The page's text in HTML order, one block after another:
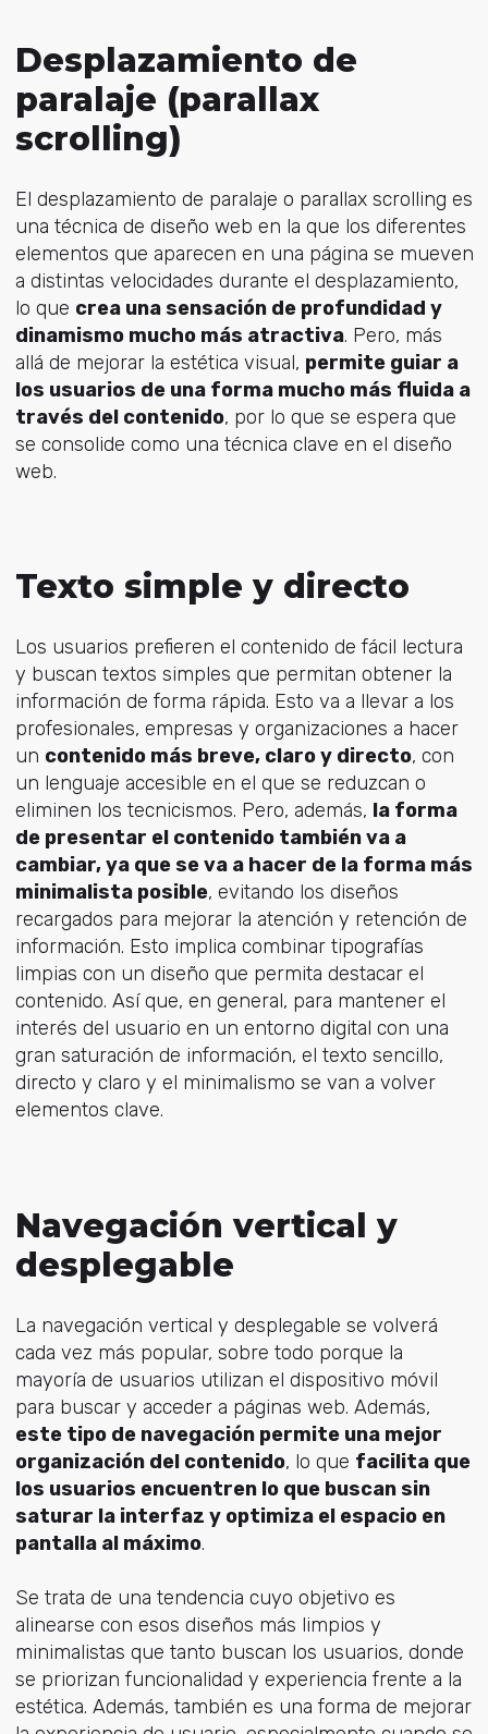
Desplazamiento de
paralaje (parallax
scrolling)
El desplazamiento de paralaje o parallax scrolling es
una técnica de diseño web en la que los diferentes
elementos que aparecen en una página se mueven
a distintas velocidades durante el desplazamiento,
lo que crea una sensación de profundidad y
dinamismo mucho más atractiva. Pero, más
allá de mejorar la estética visual, permite guiar a
los usuarios de una forma mucho más fluida a
través del contenido, por lo que se espera que
se consolide como una técnica clave en el diseño
web.
Texto simple y directo
Los usuarios prefieren el contenido de fácil lectura
y buscan textos simples que permitan obtener la
información de forma rápida. Esto va a llevar a los
profesionales, empresas y organizaciones a hacer
un contenido más breve, claro y directo, con
un lenguaje accesible en el que se reduzcan o
eliminen los tecnicismos. Pero, además, la forma
de presentar el contenido también va a
cambiar, ya que se va a hacer de la forma más
minimalista posible, evitando los diseños
recargados para mejorar la atención y retención de
información. Esto implica combinar tipografías
limpias con un diseño que permita destacar el
contenido. Así que, en general, para mantener el
interés del usuario en un entorno digital con una
gran saturación de información, el texto sencillo,
directo y claro y el minimalismo se van a volver
elementos clave.
Navegación vertical y
desplegable
La navegación vertical y desplegable se volverá
cada vez más popular, sobre todo porque la
mayoría de usuarios utilizan el dispositivo móvil
para buscar y acceder a páginas web. Además,
este tipo de navegación permite una mejor
organización del contenido, lo que facilita que
los usuarios encuentren lo que buscan sin
saturar la interfaz y optimiza el espacio en
pantalla al máximo.
Se trata de una tendencia cuyo objetivo es
alinearse con esos diseños más limpios y
minimalistas que tanto buscan los usuarios, donde
se priorizan funcionalidad y experiencia frente a la
estética. Además, también es una forma de mejorar